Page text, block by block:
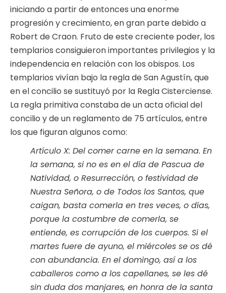
iniciando a partir de entonces una enorme
progresión y crecimiento, en gran parte debido a
Robert de Craon. Fruto de este creciente poder, los
templarios consiguieron importantes privilegios y la
independencia en relación con los obispos. Los
templarios vivían bajo la regla de San Agustín, que
en el concilio se sustituyó por la Regla Cisterciense.
La regla primitiva constaba de un acta oficial del
concilio y de un reglamento de 75 artículos, entre
los que figuran algunos como:
Artículo X: Del comer carne en la semana. En
la semana, si no es en el día de Pascua de
Natividad, o Resurrección, o festividad de
Nuestra Señora, o de Todos los Santos, que
caigan, basta comerla en tres veces, o días,
porque la costumbre de comerla, se
entiende, es corrupción de los cuerpos. Si el
martes fuere de ayuno, el miércoles se os dé
con abundancia. En el domingo, así a los
caballeros como a los capellanes, se les dé
sin duda dos manjares, en honra de la santa